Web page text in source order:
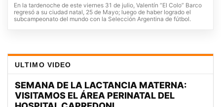
En la tardenoche de este viernes 31 de julio, Valentín “El Colo” Barco
regresó a su ciudad natal, 25 de Mayo; luego de haber logrado el
subcampeonato del mundo con la Selección Argentina de fútbol.
ULTIMO VIDEO